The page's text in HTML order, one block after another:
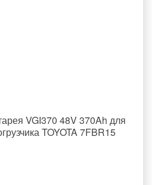
VGI370 48V 370Ah для
TOYOTA 7FBR15